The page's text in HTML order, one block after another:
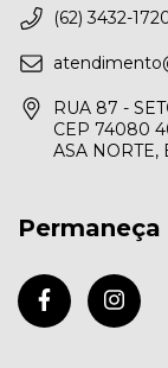
(62) 3432-
RUA 87 -
CEP 74080
ASA NORTE,